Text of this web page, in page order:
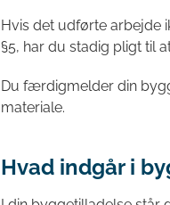
Hvis det udførte arbejde
§5, har du stadig pligt til
Du færdigmelder din
materiale.
Hvad indgår i